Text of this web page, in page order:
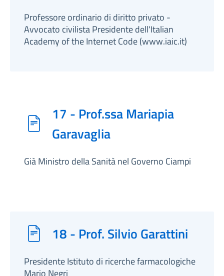
Professore ordinario di diritto privato -
Avvocato civilista Presidente dell'Italian
Academy of the Internet Code (www.iaic.it)
17 - Prof.ssa Mariapia
Garavaglia
Già Ministro della Sanità nel Governo Ciampi
18 - Prof. Silvio Garattini
Presidente Istituto di ricerche farmacologiche
Mario Negri